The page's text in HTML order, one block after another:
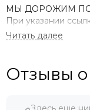
МЫ ДОРОЖИМ
При указании
товар дешевле -
Отзывы о